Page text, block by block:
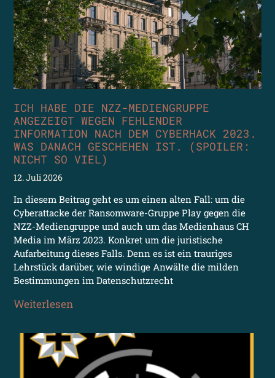
ICH HABE DIE NZZ-MEDIENGRUPPE
ANGEZEIGT WEGEN FEHLENDER
INFORMATION NACH DEM CYBERHACK 2023.
WAS DANACH GESCHEHEN IST. (SPOILER:
NICHT SO VIEL)
12. Juli 2026
In diesem Beitrag geht es um einen alten Fall: um die
Cyberattacke der Ransomware-Gruppe Play gegen die
NZZ-Mediengruppe und auch um das Medienhaus CH
Media im März 2023. Konkret um die juristische
Aufarbeitung dieses Falls. Denn es ist ein trauriges
Lehrstück darüber, wie windige Anwälte die milden
Bestimmungen im Datenschutzrecht
Weiterlesen